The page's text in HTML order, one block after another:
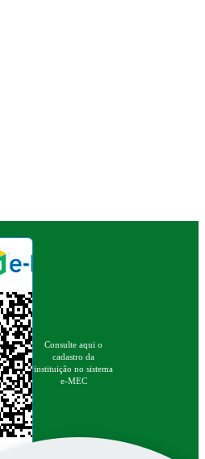
Consulte aqui o
cadastro da
instituição no sistema
e-MEC